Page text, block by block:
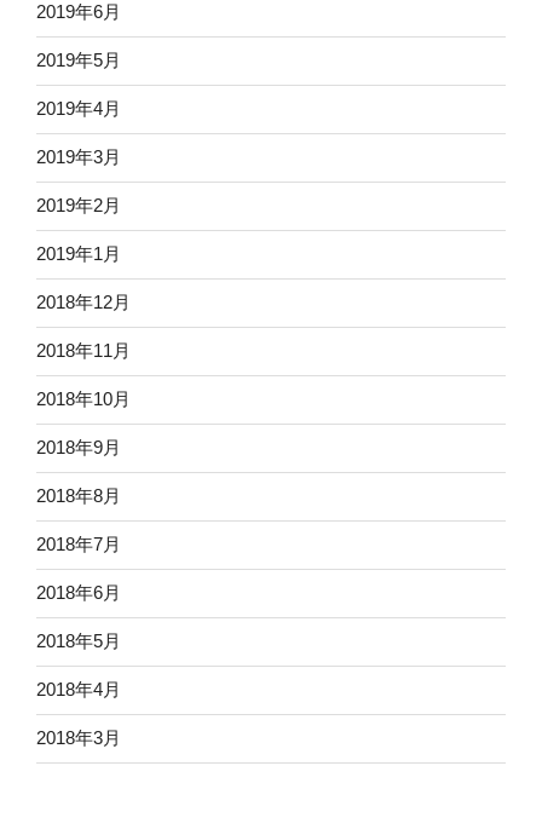
2019年6月
2019年5月
2019年4月
2019年3月
2019年2月
2019年1月
2018年12月
2018年11月
2018年10月
2018年9月
2018年8月
2018年7月
2018年6月
2018年5月
2018年4月
2018年3月